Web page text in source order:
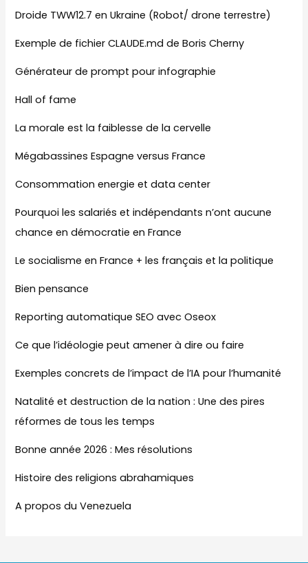
Droide TWW12.7 en Ukraine (Robot/ drone terrestre)
Exemple de fichier CLAUDE.md de Boris Cherny
Générateur de prompt pour infographie
Hall of fame
La morale est la faiblesse de la cervelle
Mégabassines Espagne versus France
Consommation energie et data center
Pourquoi les salariés et indépendants n’ont aucune
chance en démocratie en France
Le socialisme en France + les français et la politique
Bien pensance
Reporting automatique SEO avec Oseox
Ce que l’idéologie peut amener à dire ou faire
Exemples concrets de l’impact de l’IA pour l’humanité
Natalité et destruction de la nation : Une des pires
réformes de tous les temps
Bonne année 2026 : Mes résolutions
Histoire des religions abrahamiques
A propos du Venezuela